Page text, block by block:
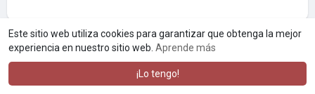
Este sitio web utiliza cookies para garantizar que obtenga la mejor
experiencia en nuestro sitio web. Aprende más
¡Lo tengo!